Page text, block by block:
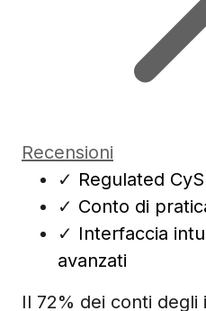
Recensioni
✓ Regulated
✓ Conto di
✓ Interfaccia
avanzati
Il 72% dei conti degli